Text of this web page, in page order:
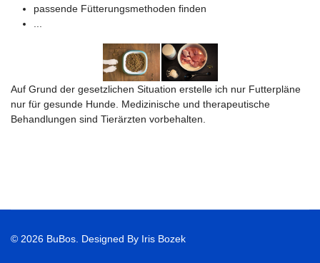
passende Fütterungsmethoden finden
Auf Grund der gesetzlichen Situation erstelle ich nur Futterpläne
nur für gesunde Hunde. Medizinische und therapeutische
Behandlungen sind Tierärzten vorbehalten.
© 2026 BuBos. Designed By Iris Bozek